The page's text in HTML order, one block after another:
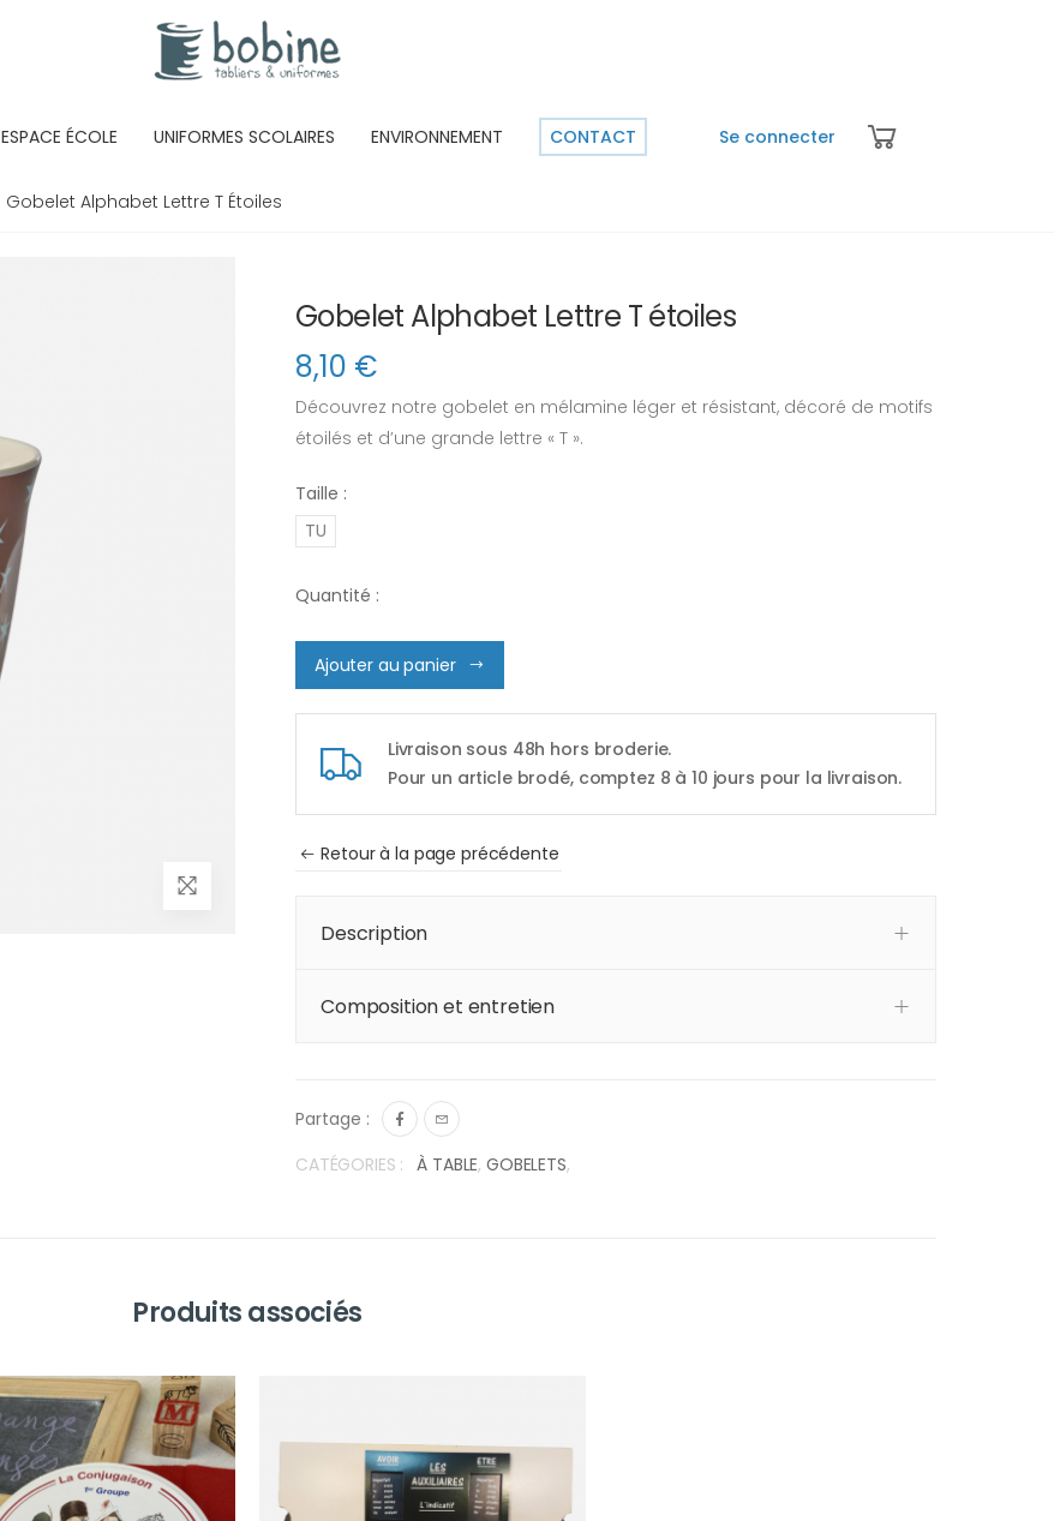
ESPACE ÉCOLE UNIFORMES SCOLAIRES ENVIRONNEMENT CONTACT Se connecter
Gobelet Alphabet Lettre T Étoiles
Gobelet Alphabet Lettre T étoiles
8,10 €
Découvrez notre gobelet en mélamine léger et résistant, décoré de motifs
étoilés et d’une grande lettre « T ».
Taille :
TU
Quantité :
Ajouter au panier
Livraison sous 48h hors broderie.
Pour un article brodé, comptez 8 à 10 jours pour la livraison.
Retour à la page précédente
Description
Composition et entretien
Partage :
CATÉGORIES :
À TABLE, GOBELETS,
Produits associés